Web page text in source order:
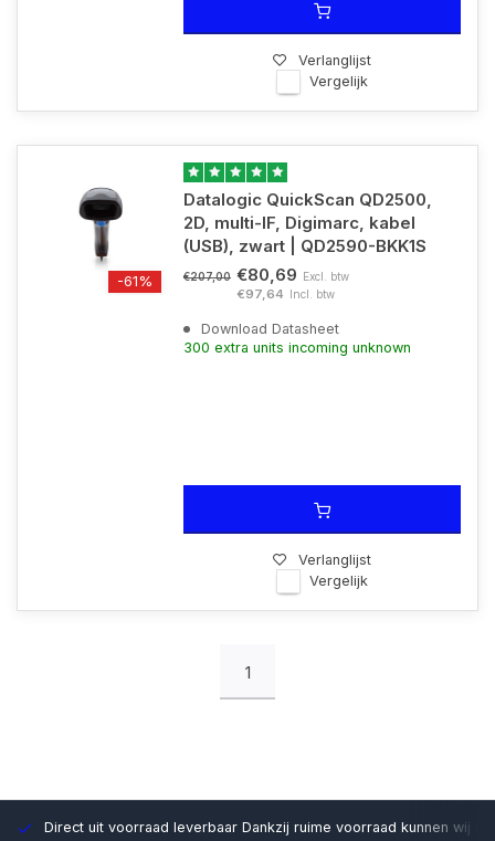
Verlanglijst
Vergelijk
-61%
Datalogic QuickScan QD2500,
2D, multi-IF, Digimarc, kabel
(USB), zwart | QD2590-BKK1S
€207,00 €80,69 Excl. btw
€97,64 Incl. btw
Download Datasheet
300 extra units incoming unknown
Verlanglijst
Vergelijk
1
Direct uit voorraad leverbaar Dankzij ruime voorraad kunnen wij